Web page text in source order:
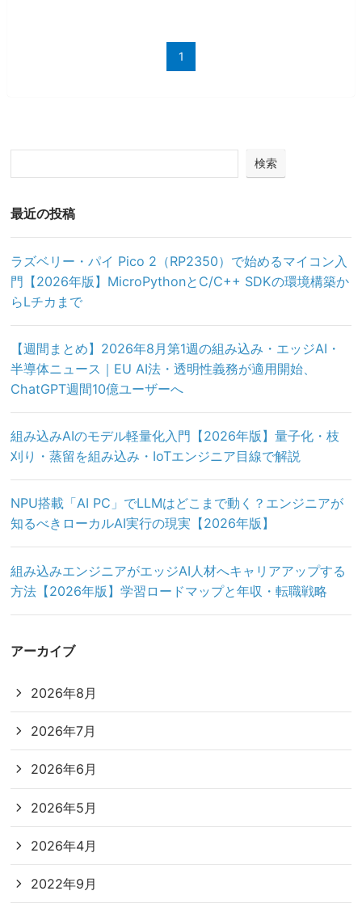
1
検索
最近の投稿
ラズベリー・パイ Pico 2（RP2350）で始めるマイコン入
門【2026年版】MicroPythonとC/C++ SDKの環境構築か
らLチカまで
【週間まとめ】2026年8月第1週の組み込み・エッジAI・
半導体ニュース｜EU AI法・透明性義務が適用開始、
ChatGPT週間10億ユーザーへ
組み込みAIのモデル軽量化入門【2026年版】量子化・枝
刈り・蒸留を組み込み・IoTエンジニア目線で解説
NPU搭載「AI PC」でLLMはどこまで動く？エンジニアが
知るべきローカルAI実行の現実【2026年版】
組み込みエンジニアがエッジAI人材へキャリアアップする
方法【2026年版】学習ロードマップと年収・転職戦略
アーカイブ
2026年8月
2026年7月
2026年6月
2026年5月
2026年4月
2022年9月